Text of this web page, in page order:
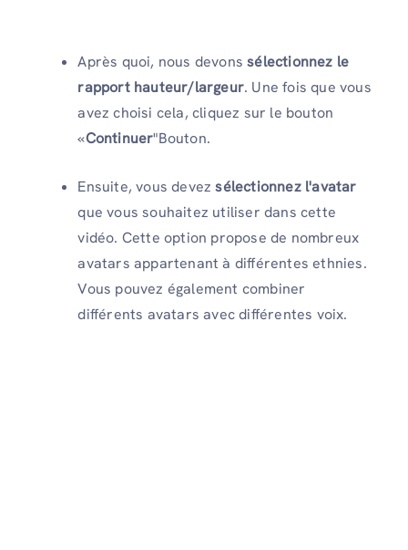
Après quoi, nous devons sélectionnez le
rapport hauteur/largeur. Une fois que vous
avez choisi cela, cliquez sur le bouton
«Continuer"Bouton.
Ensuite, vous devezsélectionnez l'avatar
que vous souhaitez utiliser dans cette
vidéo. Cette option propose de nombreux
avatars appartenant à différentes ethnies.
Vous pouvez également combiner
différents avatars avec différentes voix.